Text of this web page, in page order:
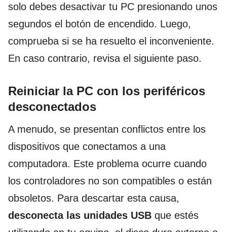
solo debes desactivar tu PC presionando unos
segundos el botón de encendido. Luego,
comprueba si se ha resuelto el inconveniente.
En caso contrario, revisa el siguiente paso.
Reiniciar la PC con los periféricos
desconectados
A menudo, se presentan conflictos entre los
dispositivos que conectamos a una
computadora. Este problema ocurre cuando
los controladores no son compatibles o están
obsoletos. Para descartar esta causa,
desconecta las unidades USB que estés